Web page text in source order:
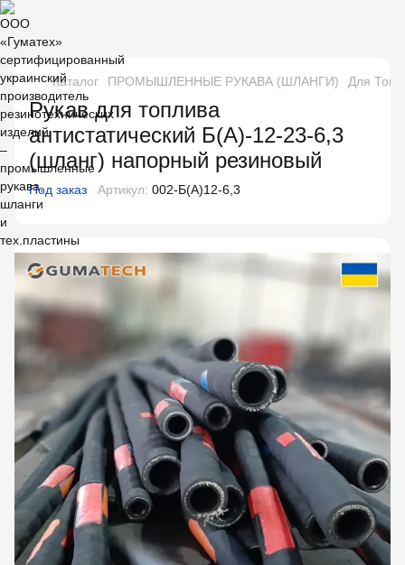
Каталог ПРОМЫШЛЕННЫЕ РУКАВА (ШЛАНГИ) Для
Рукав для топлива
антистатический Б(А)-12-23-6,3
(шланг) напорный резиновый
Под заказ Артикул: 002-Б(А)12-6,3